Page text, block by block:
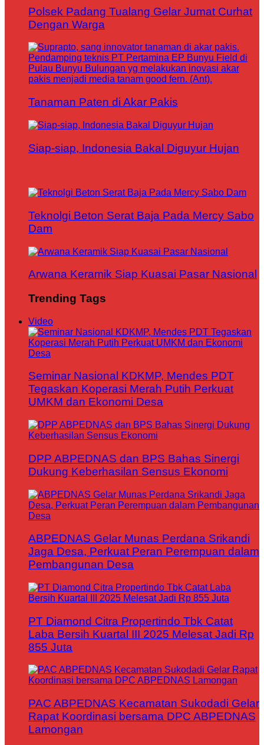
Polsek Padang Tualang Gelar Jumat Curhat
Dengan Warga
Tanaman Paten di Akar Pakis
Siap-siap, Indonesia Bakal Diguyur Hujan
Teknolgi Beton Serat Baja Pada Mercy Sabo
Dam
Arwana Keramik Siap Kuasai Pasar Nasional
Trending Tags
Video
Seminar Nasional KDKMP, Mendes PDT
Tegaskan Koperasi Merah Putih Perkuat
UMKM dan Ekonomi Desa
DPP ABPEDNAS dan BPS Bahas Sinergi
Dukung Keberhasilan Sensus Ekonomi
ABPEDNAS Gelar Munas Perdana Srikandi
Jaga Desa, Perkuat Peran Perempuan dalam
Pembangunan Desa
PT Diamond Citra Propertindo Tbk Catat
Laba Bersih Kuartal III 2025 Melesat Jadi Rp
855 Juta
PAC ABPEDNAS Kecamatan Sukodadi Gelar
Rapat Koordinasi bersama DPC ABPEDNAS
Lamongan